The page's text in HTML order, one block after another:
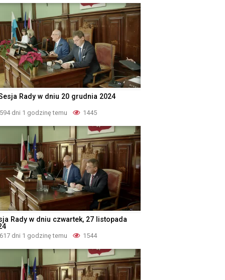
Rady w dniu 20 grudnia 2024
594 dni 1 godzinę temu 1445
Rady w dniu czwartek, 27 listopada
617 dni 1 godzinę temu 1544